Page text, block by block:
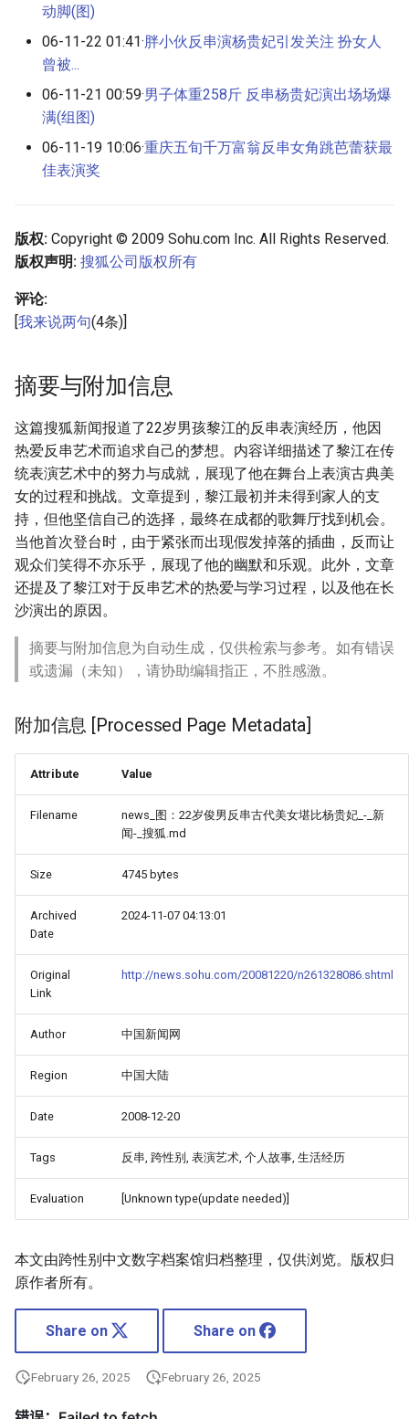
动脚(图)
06-11-22 01:41·胖小伙反串演杨贵妃引发关注 扮女人
曾被...
06-11-21 00:59·男子体重258斤 反串杨贵妃演出场场爆
满(组图)
06-11-19 10:06·重庆五旬千万富翁反串女角跳芭蕾获最
佳表演奖
版权: Copyright © 2009 Sohu.com Inc. All Rights Reserved.
版权声明: 搜狐公司版权所有
评论:
[我来说两句(4条)]
摘要与附加信息
这篇搜狐新闻报道了22岁男孩黎江的反串表演经历，他因
热爱反串艺术而追求自己的梦想。内容详细描述了黎江在传
统表演艺术中的努力与成就，展现了他在舞台上表演古典美
女的过程和挑战。文章提到，黎江最初并未得到家人的支
持，但他坚信自己的选择，最终在成都的歌舞厅找到机会。
当他首次登台时，由于紧张而出现假发掉落的插曲，反而让
观众们笑得不亦乐乎，展现了他的幽默和乐观。此外，文章
还提及了黎江对于反串艺术的热爱与学习过程，以及他在长
沙演出的原因。
摘要与附加信息为自动生成，仅供检索与参考。如有错误
或遗漏（未知），请协助编辑指正，不胜感激。
附加信息 [Processed Page Metadata]
Attribute Value
Filename
news_图：22岁俊男反串古代美女堪比杨贵妃_-_新
闻-_搜狐.md
Size 4745 bytes
Archived
Date
2024-11-07 04:13:01
Original
Link
http://news.sohu.com/20081220/n261328086.shtml
Author 中国新闻网
Region 中国大陆
Date 2008-12-20
Tags 反串, 跨性别, 表演艺术, 个人故事, 生活经历
Evaluation [Unknown type(update needed)]
本文由跨性别中文数字档案馆归档整理，仅供浏览。版权归
原作者所有。
Share on Share on
February 26, 2025 February 26, 2025